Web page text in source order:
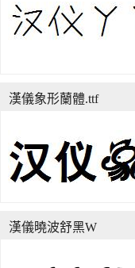
漢儀象形蘭體.ttf
漢儀曉波舒黑W